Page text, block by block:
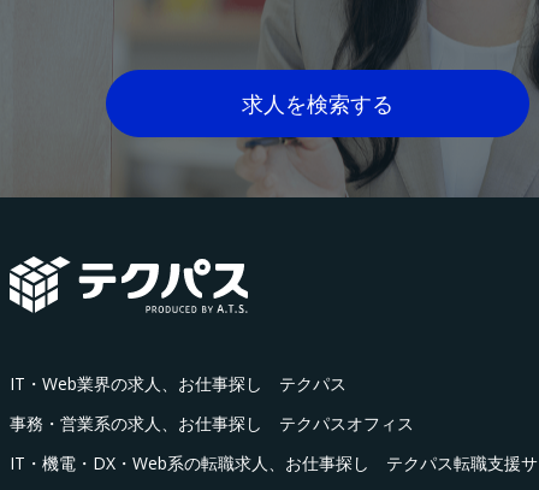
求人を検索する
IT・Web業界の求人、お仕事探し テクパス
事務・営業系の求人、お仕事探し テクパスオフィス
IT・機電・DX・Web系の転職求人、お仕事探し テクパス転職支援